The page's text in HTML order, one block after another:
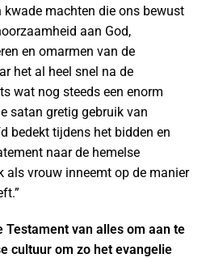
machten die ons bewust
aan God,
en omarmen van de
het al heel snel na de
wat nog steeds een enorm
satan gretig gebruik van
bedekt tijdens het bidden en
naar de hemelse
als vrouw inneemt op de manier
Testament van alles om aan te
cultuur om zo het evangelie